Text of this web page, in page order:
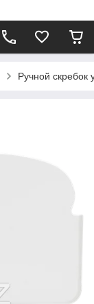
Ручной